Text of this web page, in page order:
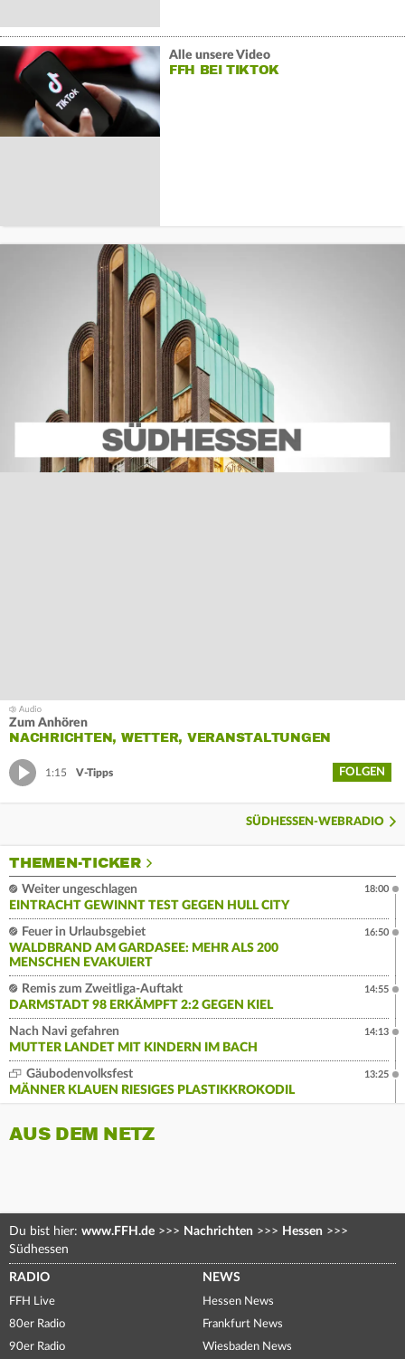
Alle unsere Video
FFH BEI TIKTOK
Zum Anhören
NACHRICHTEN, WETTER, VERANSTALTUNGEN
1:15 V-Tipps FOLGEN
SÜDHESSEN-WEBRADIO
THEMEN-TICKER
Weiter ungeschlagen
EINTRACHT GEWINNT TEST GEGEN HULL CITY
18:00
Feuer in Urlaubsgebiet
WALDBRAND AM GARDASEE: MEHR ALS 200
MENSCHEN EVAKUIERT
16:50
Remis zum Zweitliga-Auftakt
DARMSTADT 98 ERKÄMPFT 2:2 GEGEN KIEL
14:55
Nach Navi gefahren
MUTTER LANDET MIT KINDERN IM BACH
14:13
Gäubodenvolksfest
MÄNNER KLAUEN RIESIGES PLASTIKKROKODIL
13:25
AUS DEM NETZ
Du bist hier: www.FFH.de >>> Nachrichten >>> Hessen >>>
Südhessen
RADIO
FFH Live
80er Radio
90er Radio
NEWS
Hessen News
Frankfurt News
Wiesbaden News